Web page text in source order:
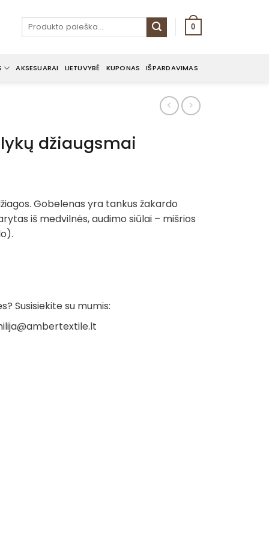
Ieškoti: 0
AKSESUARAI LIETUVYBĖ KUPONAS IŠPARDAVIMAS
džiaugsmai
Gobelenas yra tankus žakardo
iš medvilnės, audimo siūlai – mišrios
Susisiekite su mumis: